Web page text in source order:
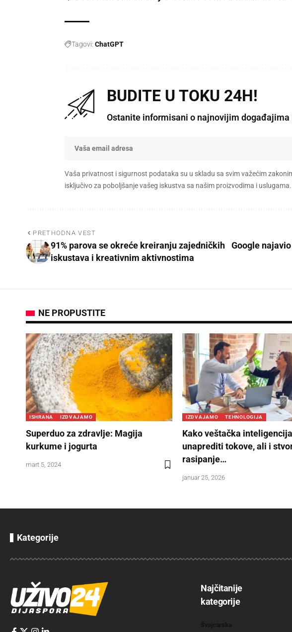
Tagovi: ChatGPT
BUDITE U TOKU 24H!
Ostanite informisani o najnovijim događajima
Vaša privatnost i sigurnost podataka su u skladu sa svim važećim
isključivo za poboljšanje vašeg iskustva sa našim proizvodima i
PRETHODNA VEST
91% parova se okreće kreiranju zajedničkih
iskustava i kreativnim aktivnostima
Google
NE PROPUSTITE
ISHRANA IZDVAJAMO
Superduo za zdravlje: Magija
kurkume i jogurta
mart 5, 2024
IZDVAJAMO TEHNOLOGIJA
Kako veštačka
unaprediti tokove, ali i
rasipanje…
januar 25, 2026
Kategorije
Najčitanije
kategorije